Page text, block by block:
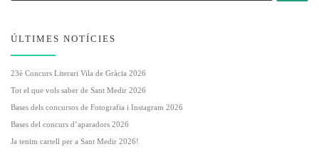
ÚLTIMES NOTÍCIES
23è Concurs Literari Vila de Gràcia 2026
Tot el que vols saber de Sant Medir 2026
Bases dels concursos de Fotografia i Instagram 2026
Bases del concurs d’aparadors 2026
Ja tenim cartell per a Sant Medir 2026!